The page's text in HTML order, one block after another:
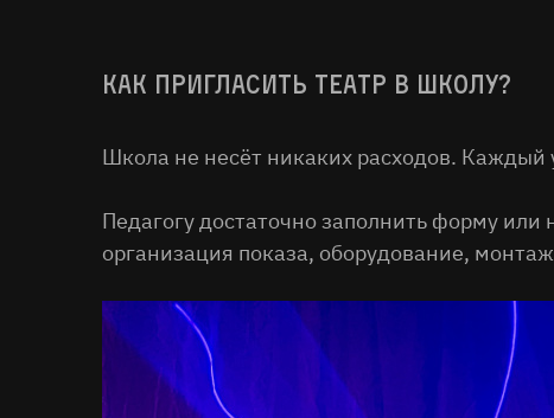
Как пригласить театр в школу?
Школа не несёт никаких расходов.
Педагогу достаточно заполнить форму или
организация показа, оборудование,